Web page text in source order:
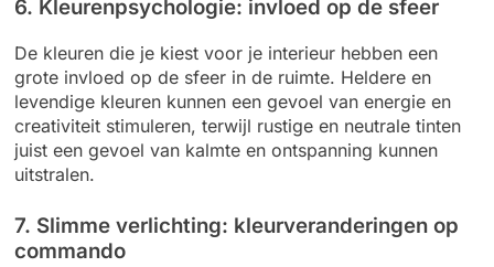
6. Kleurenpsychologie: invloed op de sfeer
De kleuren die je kiest voor je interieur hebben een
grote invloed op de sfeer in de ruimte. Heldere en
levendige kleuren kunnen een gevoel van energie en
creativiteit stimuleren, terwijl rustige en neutrale tinten
juist een gevoel van kalmte en ontspanning kunnen
uitstralen.
7. Slimme verlichting: kleurveranderingen op
commando